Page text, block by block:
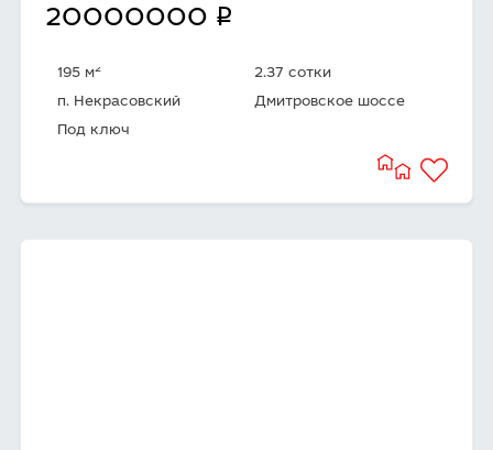
20000000 q
195 м2
2.37 сотки
п. Некрасовский
Дмитровское шоссе
Под ключ